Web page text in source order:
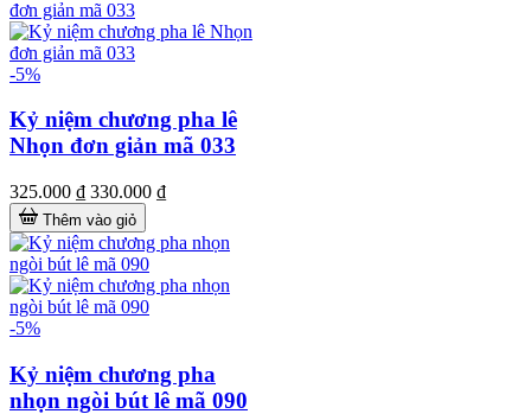
-5%
Kỷ niệm chương pha lê
Nhọn đơn giản mã 033
325.000 ₫ 330.000 ₫
Thêm vào giỏ
-5%
Kỷ niệm chương pha
nhọn ngòi bút lê mã 090